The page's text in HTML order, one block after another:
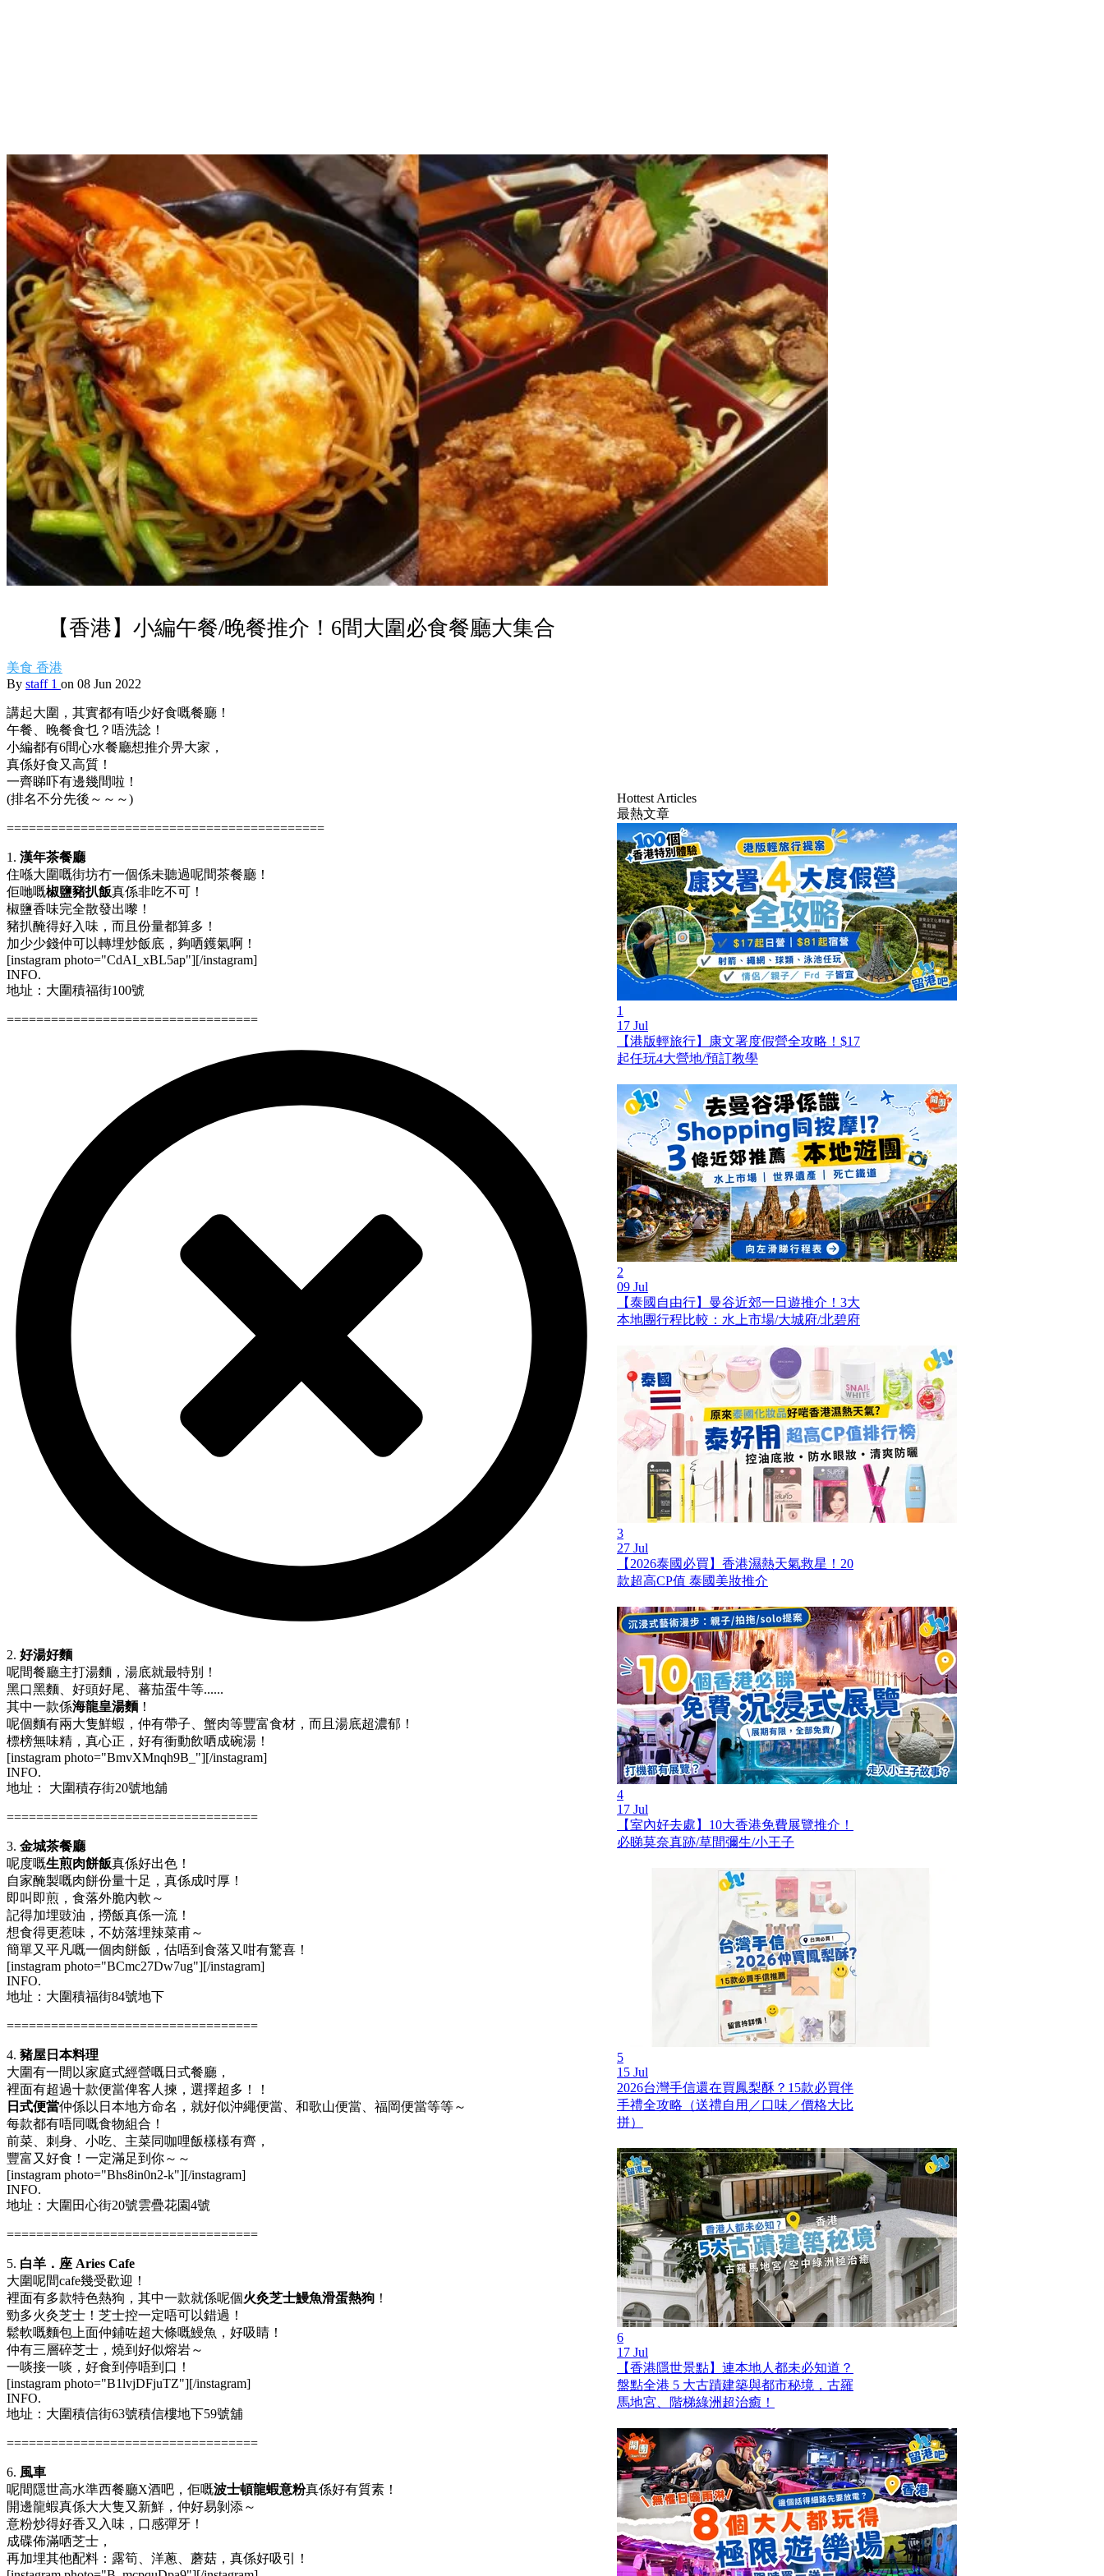
【香港】小編午餐/晚餐推介！6間大圍必食餐廳大集合
美食 香港
By staff 1 on 08 Jun 2022
講起大圍，其實都有唔少好食嘅餐廳！
午餐、晚餐食乜？唔洗諗！
小編都有6間心水餐廳想推介畀大家，
真係好食又高質！
一齊睇吓有邊幾間啦！
(排名不分先後～～～)
===========================================
1. 漢年茶餐廳
住喺大圍嘅街坊冇一個係未聽過呢間茶餐廳！
佢哋嘅椒鹽豬扒飯真係非吃不可！
椒鹽香味完全散發出嚟！
豬扒醃得好入味，而且份量都算多！
加少少錢仲可以轉埋炒飯底，夠哂鑊氣啊！
[instagram photo="CdAI_xBL5ap"][/instagram]
INFO.
地址：大圍積福街100號
==================================
2. 好湯好麵
呢間餐廳主打湯麵，湯底就最特別！
黑口黑麵、好頭好尾、蕃茄蛋牛等......
其中一款係海龍皇湯麵 ！
呢個麵有兩大隻鮮蝦，仲有帶子、蟹肉等豐富食材，而且湯底超濃郁！
標榜無味精，真心正，好有衝動飲哂成碗湯！
[instagram photo="BmvXMnqh9B_"][/instagram]
INFO.
地址： 大圍積存街20號地舖
==================================
3. 金城茶餐廳
呢度嘅生煎肉餅飯真係好出色！
自家醃製嘅肉餅份量十足，真係成吋厚！
即叫即煎，食落外脆內軟～
記得加埋豉油，撈飯真係一流！
想食得更惹味，不妨落埋辣菜甫～
簡單又平凡嘅一個肉餅飯，估唔到食落又咁有驚喜！
[instagram photo="BCmc27Dw7ug"][/instagram]
INFO.
地址：大圍積福街84號地下
==================================
4. 豬屋日本料理
大圍有一間以家庭式經營嘅日式餐廳，
裡面有超過十款便當俾客人揀，選擇超多！！
日式便當仲係以日本地方命名，就好似沖繩便當、和歌山便當、福岡便當等等～
每款都有唔同嘅食物組合！
前菜、刺身、小吃、主菜同咖哩飯樣樣有齊，
豐富又好食！一定滿足到你～～
[instagram photo="Bhs8in0n2-k"][/instagram]
INFO.
地址：大圍田心街20號雲疊花園4號
==================================
5. 白羊．座 Aries Cafe
大圍呢間cafe幾受歡迎！
裡面有多款特色熱狗，其中一款就係呢個火灸芝士鰻魚滑蛋熱狗 ！
勁多火灸芝士！芝士控一定唔可以錯過！
鬆軟嘅麵包上面仲鋪咗超大條嘅鰻魚，好吸睛！
仲有三層碎芝士，燒到好似熔岩～
一啖接一啖，好食到停唔到口！
[instagram photo="B1lvjDFjuTZ"][/instagram]
INFO.
地址：大圍積信街63號積信樓地下59號舖
==================================
6. 風車
呢間隱世高水準西餐廳X酒吧，佢嘅波士頓龍蝦意粉真係好有質素！
開邊龍蝦真係大大隻又新鮮，仲好易剝添～
意粉炒得好香又入味，口感彈牙！
成碟佈滿哂芝士，
再加埋其他配料：露筍、洋蔥、蘑菇，真係好吸引！
Hottest Articles
最熱文章
1
17 Jul
【港版輕旅行】康文署度假營全攻略！$17
起任玩4大營地/預訂教學
2
09 Jul
【泰國自由行】曼谷近郊一日遊推介！3大
本地團行程比較：水上市場/大城府/北碧府
3
27 Jul
【2026泰國必買】香港濕熱天氣救星！20
款超高CP值 泰國美妝推介
4
17 Jul
【室內好去處】10大香港免費展覽推介！
必睇莫奈真跡/草間彌生/小王子
5
15 Jul
2026台灣手信還在買鳳梨酥？15款必買伴
手禮全攻略（送禮自用／口味／價格大比
拼）
6
17 Jul
【香港隱世景點】連本地人都未必知道？
盤點全港 5 大古蹟建築與都市秘境，古羅
馬地宮、階梯綠洲超治癒！